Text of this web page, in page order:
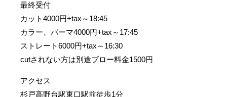
最終受付
カット4000円+tax～18:45
カラー、パーマ4000円+tax～17:45
ストレート6000円+tax～16:30
cutされない方は別途ブロー料金1500円
アクセス
杉戸高野台駅東口駅前徒歩1分